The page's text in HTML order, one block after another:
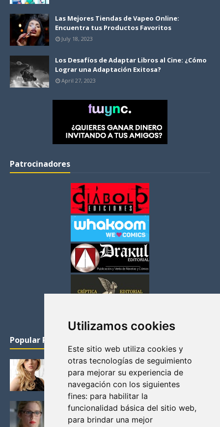
Utilizamos cookies
Este sitio web utiliza cookies y
otras tecnologías de seguimiento
para mejorar su experiencia de
navegación con los siguientes
fines: para habilitar la
funcionalidad básica del sitio web,
para brindar una mejor
Las Mejores Tiendas de Vapeo Online:
Encuentra tus Productos Favoritos
July 18, 2023
Los Desafíos de Adaptar Libros al Cine: ¿Cómo
Lograr una Adaptación Exitosa?
April 27, 2023
Patrocinadores
Popular Posts
KATHERYN WINNICK: LA ACTRIZ MAS GUAPA DE
VIKINGOS
Junio 14, 2013
FELICITY (EMILY BETT RICKARDS), LAS FOTOS
MAS BONITAS DE LA ALIADA DE ARROW